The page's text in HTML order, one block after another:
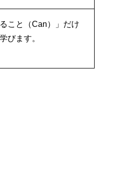
こと（Can）」だけ
びます。